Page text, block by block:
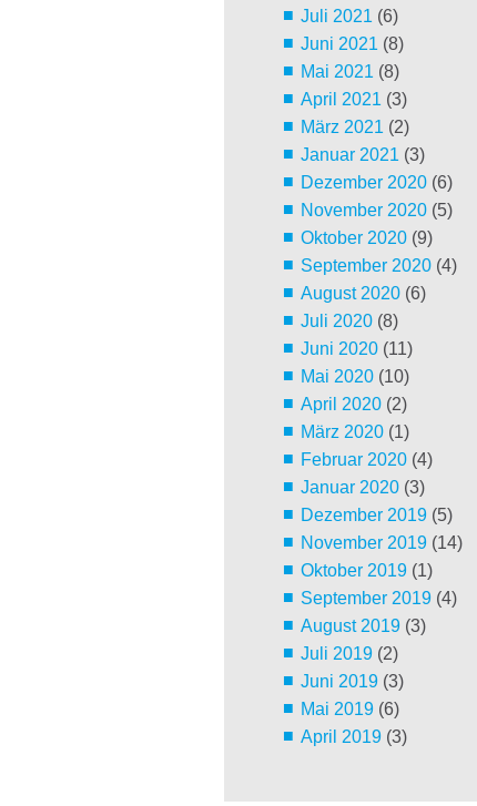
Juli 2021 (6)
Juni 2021 (8)
Mai 2021 (8)
April 2021 (3)
März 2021 (2)
Januar 2021 (3)
Dezember 2020(6)
November 2020(5)
Oktober 2020(9)
September 2020(4)
August 2020(6)
Juli 2020(8)
Juni 2020(11)
Mai 2020(10)
April 2020(2)
März 2020(1)
Februar 2020(4)
Januar 2020(3)
Dezember 2019(5)
November 2019(14)
Oktober 2019(1)
September 2019(4)
August 2019(3)
Juli 2019(2)
Juni 2019(3)
Mai 2019(6)
April 2019(3)